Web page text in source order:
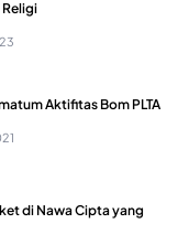
Religi
Aktifitas Bom PLTA
di Nawa Cipta yang